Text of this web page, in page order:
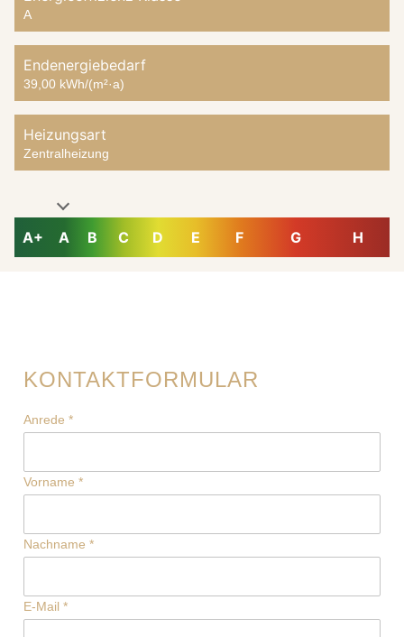
A
Endenergiebedarf
39,00 kWh/(m²·a)
Heizungsart
Zentralheizung
A+ A B C D E F G H
KONTAKTFORMULAR
Anrede *
Vorname *
Nachname *
E-Mail *